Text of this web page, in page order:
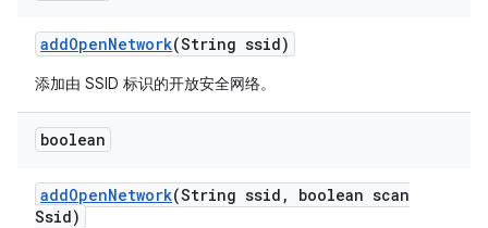
addOpenNetwork(String ssid)
添加由 SSID 标识的开放安全网络。
boolean
addOpenNetwork(String ssid ,
boolean scan
Ssid)